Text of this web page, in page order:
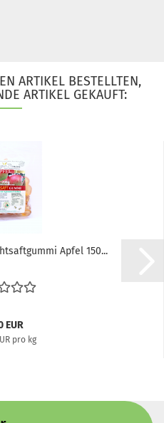
ARTIKEL BESTELLTEN,
ARTIKEL GEKAUFT:
Apfel 150...
EUR
pro kg